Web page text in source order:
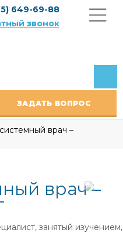
649-69-88
звонок
ЗАДАТЬ ВОПРОС
врач –
врач –
занятый изучением,